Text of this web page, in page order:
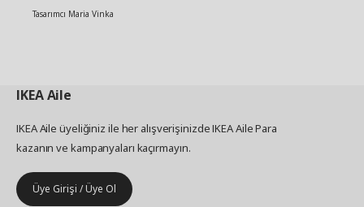
Tasarımcı Maria Vinka
IKEAAile
IKEA Aile üyeliğiniz ile her alışverişinizde IKEA Aile Para
kazanın ve kampanyaları kaçırmayın.
Üye Girişi / Üye Ol